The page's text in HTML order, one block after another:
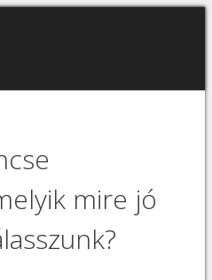
mire jó